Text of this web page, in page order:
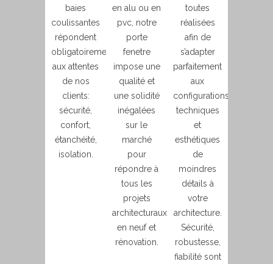
baies
coulissantes
répondent
obligatoirement
aux attentes
de nos
clients:
sécurité,
confort,
étanchéité,
isolation.
en alu ou en
pvc, notre
porte
fenetre
impose une
qualité et
une solidité
inégalées
sur le
marché
pour
répondre à
tous les
projets
architecturaux
en neuf et
rénovation.
toutes
réalisées
afin de
s’adapter
parfaitement
aux
configurations
techniques
et
esthétiques
de
moindres
détails à
votre
architecture.
Sécurité,
robustesse,
fiabilité sont